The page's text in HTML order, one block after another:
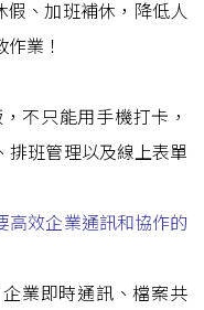
假、加班補休，降低人
業！
不只能用手機打卡，
排班管理以及線上表單
高效企業通訊和協作的
業即時通訊、檔案共